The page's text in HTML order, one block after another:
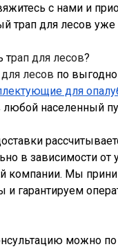
с нами и
трап для лесов уже
трап для лесов?
лесов по
для
любой населенный
в зависимости от
компании. Мы
и гарантируем
можно